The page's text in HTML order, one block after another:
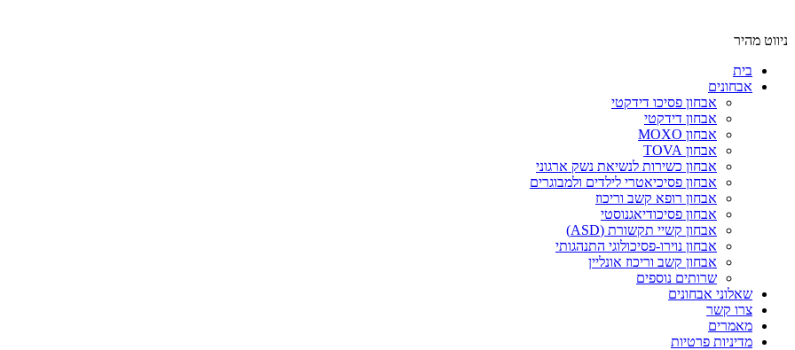
ניווט מהיר
בית
אבחונים
אבחון פסיכו דידקטי
אבחון דידקטי
אבחון MOXO
אבחון TOVA
אבחון כשירות לנשיאת נשק ארגוני
אבחון פסיכיאטרי לילדים ולמבוגרים
אבחון רופא קשב וריכוז
אבחון פסיכודיאגנוסטי
אבחון קשיי תקשורת (ASD)
אבחון נוירו-פסיכולוגי התנהגותי
אבחון קשב וריכוז אונליין
שרותים נוספים
שאלוני אבחונים
צרו קשר
מאמרים
מדיניות פרטיות